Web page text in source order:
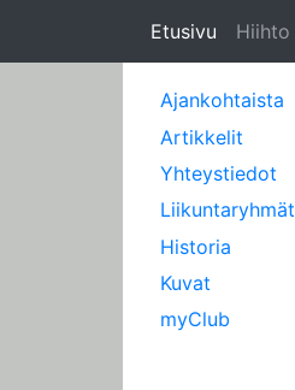
Etusivu Hiihto
Ajankohtaista
Artikkelit
Yhteystiedot
Liikuntaryhmät
Historia
Kuvat
myClub